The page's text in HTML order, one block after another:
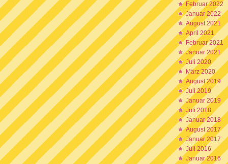
Februar 2022
Januar 2022
August 2021
April 2021
Februar 2021
Januar 2021
Juli 2020
März 2020
August 2019
Juli 2019
Januar 2019
Juli 2018
Januar 2018
August 2017
Januar 2017
Juli 2016
Januar 2016